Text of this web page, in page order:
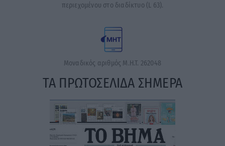
περιεχομένου στο διαδίκτυο (L 63).
Μοναδικός αριθμός Μ.Η.Τ. 262048
ΤΑ ΠΡΩΤΟΣΕΛΙΔΑ ΣΗΜΕΡΑ